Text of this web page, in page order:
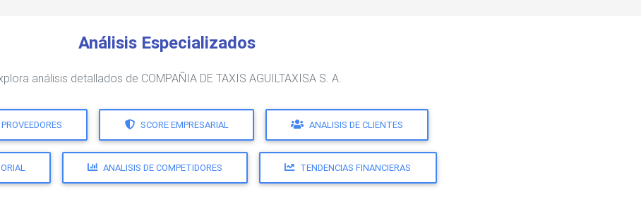
Análisis Especializados
análisis detallados de COMPAÑIA DE TAXIS AGUILTAXISA S. A.
SCORE EMPRESARIAL ANALISIS DE CLIENTES
ANALISIS DE COMPETIDORES TENDENCIAS FINANCIERAS